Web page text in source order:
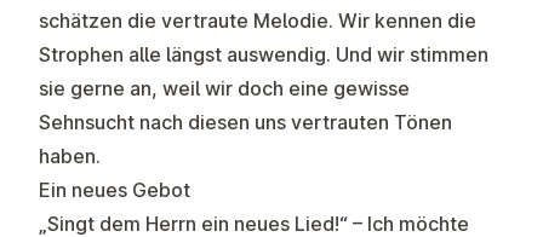
schätzen die vertraute Melodie. Wir kennen die
Strophen alle längst auswendig. Und wir stimmen
sie gerne an, weil wir doch eine gewisse
Sehnsucht nach diesen uns vertrauten Tönen
haben.
Ein neues Gebot
„Singt dem Herrn ein neues Lied!“ – Ich möchte